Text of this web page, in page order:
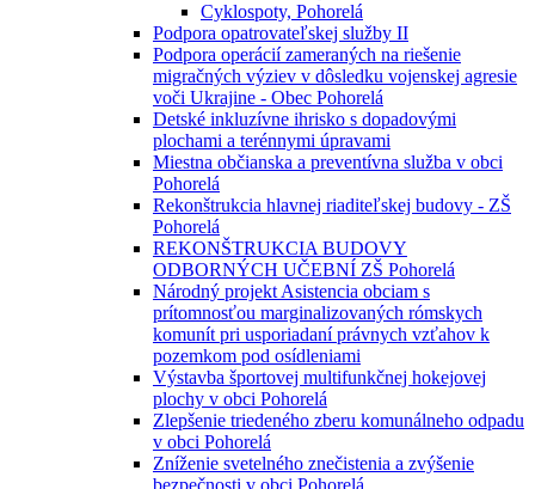
Cyklospoty, Pohorelá
Podpora opatrovateľskej služby II
Podpora operácií zameraných na riešenie
migračných výziev v dôsledku vojenskej agresie
voči Ukrajine - Obec Pohorelá
Detské inkluzívne ihrisko s dopadovými
plochami a terénnymi úpravami
Miestna občianska a preventívna služba v obci
Pohorelá
Rekonštrukcia hlavnej riaditeľskej budovy - ZŠ
Pohorelá
REKONŠTRUKCIA BUDOVY
ODBORNÝCH UČEBNÍ ZŠ Pohorelá
Národný projekt Asistencia obciam s
prítomnosťou marginalizovaných rómskych
komunít pri usporiadaní právnych vzťahov k
pozemkom pod osídleniami
Výstavba športovej multifunkčnej hokejovej
plochy v obci Pohorelá
Zlepšenie triedeného zberu komunálneho odpadu
v obci Pohorelá
Zníženie svetelného znečistenia a zvýšenie
bezpečnosti v obci Pohorelá